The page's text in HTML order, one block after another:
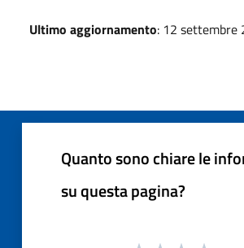
Ultimo aggiornamento: 12 settembre
Quanto sono chiare le
su questa pagina?